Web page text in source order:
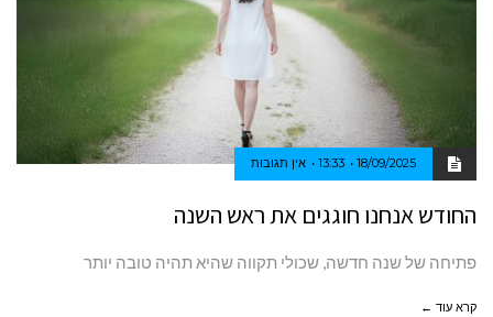
18/09/2025
13:33 אין תגובות
החודש אנחנו חוגגים את ראש השנה
פתיחה של שנה חדשה, שכולי תקווה שהיא תהיה טובה יותר
קרא עוד ←